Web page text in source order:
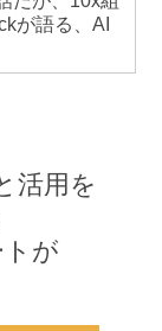
が語る、AI
活用を
が